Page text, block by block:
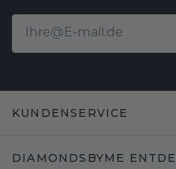
KUNDENSERVICE
DIAMONDSBYME